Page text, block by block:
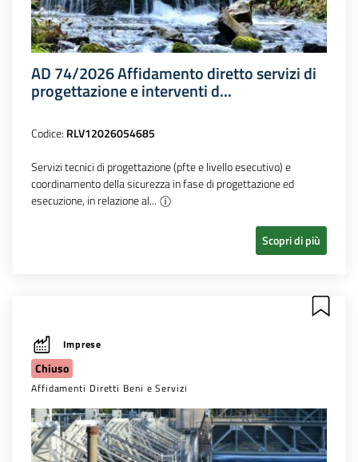
AD 74/2026 Affidamento diretto servizi di
progettazione e interventi d...
Codice: RLV12026054685
Servizi tecnici di progettazione (pfte e livello esecutivo) e
coordinamento della sicurezza in fase di progettazione ed
esecuzione, in relazione al...
Scopri di più
Imprese
Chiuso
Affidamenti Diretti Beni e Servizi